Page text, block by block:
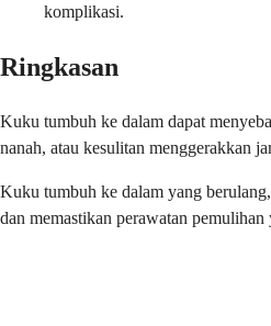
komplikasi.
Ringkasan
Kuku tumbuh ke dalam dapat
nanah, atau kesulitan menggerakkan
Kuku tumbuh ke dalam yang
dan memastikan perawatan